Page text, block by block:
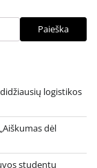
Paieška
logistikos
dėl
studentų